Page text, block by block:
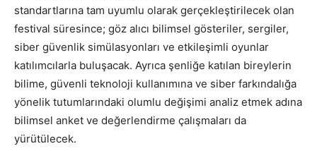
standartlarına tam uyumlu olarak gerçekleştirilecek olan
festival süresince; göz alıcı bilimsel gösteriler, sergiler,
siber güvenlik simülasyonları ve etkileşimli oyunlar
katılımcılarla buluşacak. Ayrıca şenliğe katılan bireylerin
bilime, güvenli teknoloji kullanımına ve siber farkındalığa
yönelik tutumlarındaki olumlu değişimi analiz etmek adına
bilimsel anket ve değerlendirme çalışmaları da
yürütülecek.